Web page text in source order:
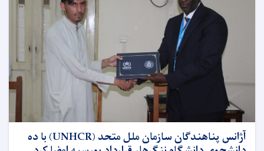
آژانس پناهندگان سازمان ملل متحد (UNHCR) با ده